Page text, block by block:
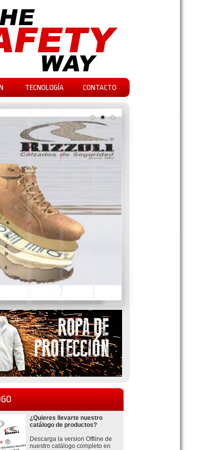
TECNOLOGÍA CONTACTO
¿Quieres llevarte nuestro
catálogo de productos?
Descarga la version Offline de
nuestro catálogo completo en